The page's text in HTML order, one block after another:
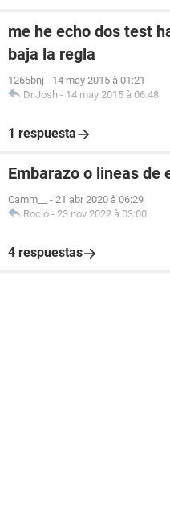
me he echo dos test
baja la regla
1265bnj - 14 may 2015 à 01:21
Dr.Josh - 14 may 2015 à 06:48
1 respuesta
Embarazo o lineas de
Camm__ - 21 abr 2020 à 06:29
Rocio - 23 nov 2022 à 03:00
4 respuestas